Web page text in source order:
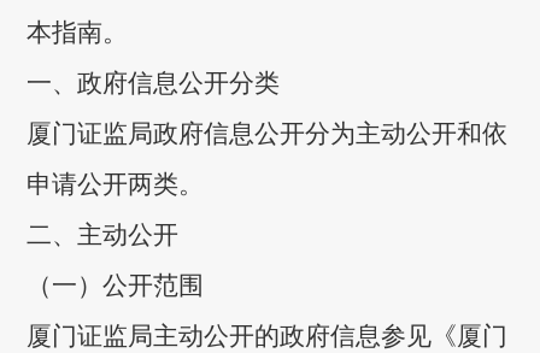
本指南。
一、政府信息公开分类
厦门证监局政府信息公开分为主动公开和依
申请公开两类。
二、主动公开
（一）公开范围
厦门证监局主动公开的政府信息参见《厦门